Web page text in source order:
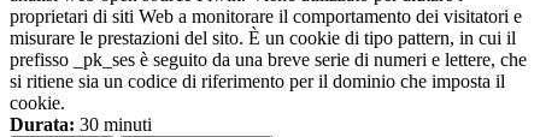
proprietari di siti Web a monitorare il comportamento dei visitatori e
misurare le prestazioni del sito. È un cookie di tipo pattern, in cui il
prefisso _pk_ses è seguito da una breve serie di numeri e lettere, che
si ritiene sia un codice di riferimento per il dominio che imposta il
cookie.
Durata: 30 minuti